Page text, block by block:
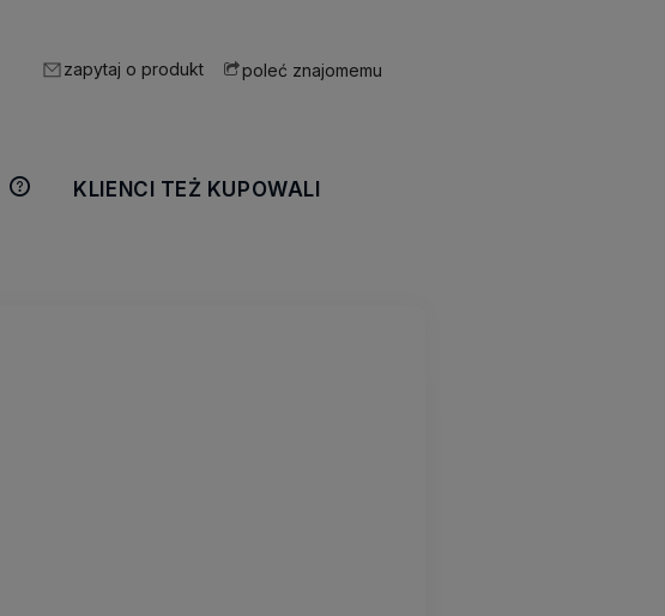
zapytaj o produkt poleć znajomemu
KLIENCI TEŻ KUPOWALI